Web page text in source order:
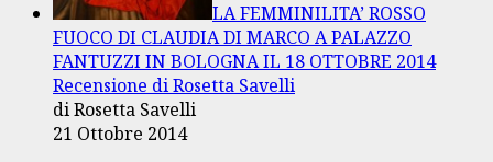
LA FEMMINILITA’ ROSSO
FUOCO DI CLAUDIA DI MARCO A PALAZZO
FANTUZZI IN BOLOGNA IL 18 OTTOBRE 2014
Recensione di Rosetta Savelli
di Rosetta Savelli
21 Ottobre 2014